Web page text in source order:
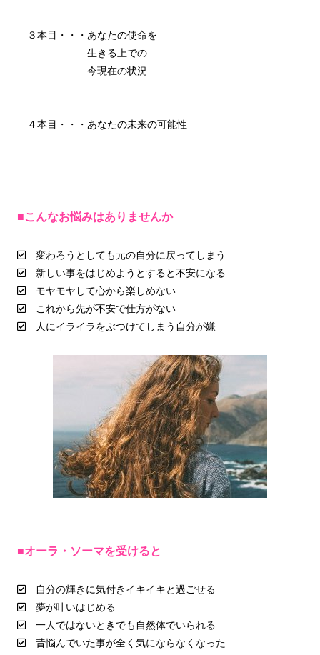
３本目・・・あなたの使命を
生きる上での
今現在の状況
４本目・・・あなたの未来の可能性
■こんなお悩みはありませんか
変わろうとしても元の自分に戻ってしまう
新しい事をはじめようとすると不安になる
モヤモヤして心から楽しめない
これから先が不安で仕方がない
人にイライラをぶつけてしまう自分が嫌
■オーラ・ソーマを受けると
自分の輝きに気付きイキイキと過ごせる
夢が叶いはじめる
一人ではないときでも自然体でいられる
昔悩んでいた事が全く気にならなくなった